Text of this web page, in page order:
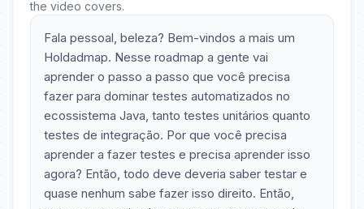
the video covers.
Fala pessoal, beleza? Bem-vindos a mais um
Holdadmap. Nesse roadmap a gente vai
aprender o passo a passo que você precisa
fazer para dominar testes automatizados no
ecossistema Java, tanto testes unitários quanto
testes de integração. Por que você precisa
aprender a fazer testes e precisa aprender isso
agora? Então, todo deve deveria saber testar e
quase nenhum sabe fazer isso direito. Então,